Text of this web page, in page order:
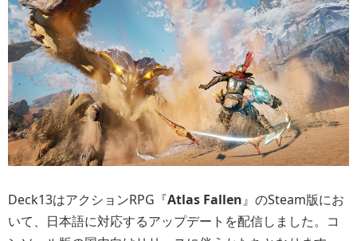
Deck13はアクションRPG『Atlas Fallen』のSteam版にお
いて、日本語に対応するアップデートを配信しました。コ